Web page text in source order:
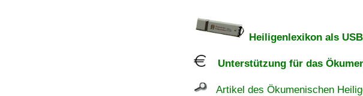
Heiligenlexikon als
Unterstützung für das
Artikel des Ökumenischen